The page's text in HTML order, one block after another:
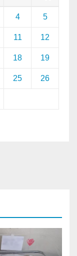
4 5
11 12
18 19
25 26